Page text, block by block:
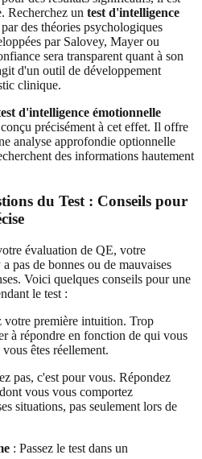
Recherchez un test d'intelligence
des théories psychologiques
par Salovey, Mayer ou
sera transparent quant à son
d'un outil de développement
clinique.
d'intelligence émotionnelle
précisément à cet effet. Il offre
analyse approfondie optionnelle
des informations hautement
du Test : Conseils pour
évaluation de QE, votre
pas de bonnes ou de mauvaises
Voici quelques conseils pour une
le test :
votre première intuition. Trop
à répondre en fonction de qui vous
êtes réellement.
pas, c'est pour vous. Répondez
vous vous comportez
situations, pas seulement lors de
: Passez le test dans un